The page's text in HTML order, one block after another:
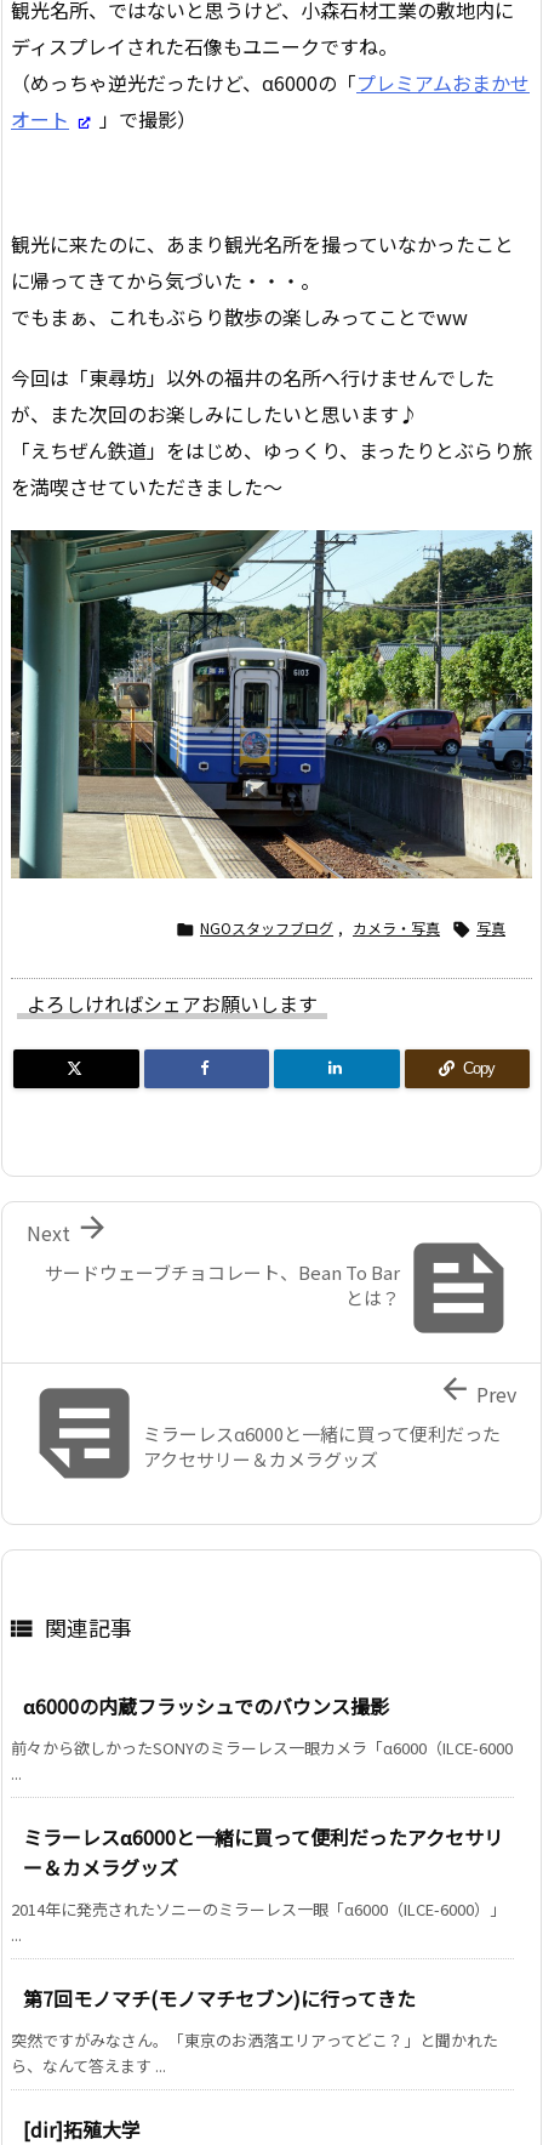
観光名所、ではないと思うけど、小森石材工業の敷地内に
ディスプレイされた石像もユニークですね。
（めっちゃ逆光だったけど、α6000の「プレミアムおまかせ
オート
」で撮影）
観光に来たのに、あまり観光名所を撮っていなかったこと
に帰ってきてから気づいた・・・。
でもまぁ、これもぶらり散歩の楽しみってことでww
今回は「東尋坊」以外の福井の名所へ行けませんでした
が、また次回のお楽しみにしたいと思います♪
「えちぜん鉄道」をはじめ、ゆっくり、まったりとぶらり旅
を満喫させていただきました～
 NGOスタッフブログ , カメラ・写真  写真
よろしければシェアお願いします
Copy

サードウェーブチョコレート、Bean To Bar
とは？

Next

ミラーレスα6000と一緒に買って便利だった
アクセサリー＆カメラグッズ
 Prev
 関連記事
α6000の内蔵フラッシュでのバウンス撮影
前々から欲しかったSONYのミラーレス一眼カメラ「α6000（ILCE-6000
...
ミラーレスα6000と一緒に買って便利だったアクセサリ
ー＆カメラグッズ
2014年に発売されたソニーのミラーレス一眼「α6000（ILCE-6000）」
...
第7回モノマチ(モノマチセブン)に行ってきた
突然ですがみなさん。「東京のお洒落エリアってどこ？」と聞かれた
ら、なんて答えます ...
[dir]拓殖大学